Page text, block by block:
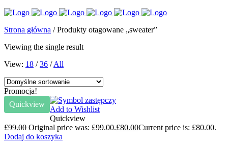
Strona główna / Produkty otagowane „sweater”
Viewing the single result
View: 18 /36 /All
Promocja!
Quickview
Add to Wishlist
Quickview
£99.00 Original price was: £99.00.£80.00Current price is: £80.00.
Dodaj do koszyka